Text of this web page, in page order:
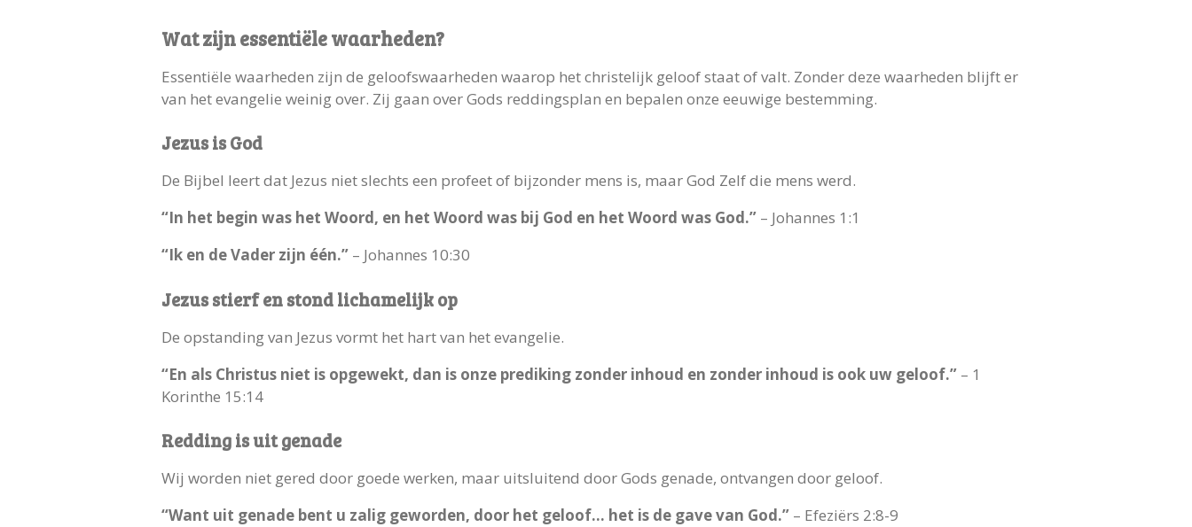
Wat zijn essentiële waarheden?
Essentiële waarheden zijn de geloofswaarheden waarop het christelijk geloof staat of valt. Zonder deze waarheden blijft er
van het evangelie weinig over. Zij gaan over Gods reddingsplan en bepalen onze eeuwige bestemming.
Jezus is God
De Bijbel leert dat Jezus niet slechts een profeet of bijzonder mens is, maar God Zelf die mens werd.
“In het begin was het Woord, en het Woord was bij God en het Woord was God.” – Johannes 1:1
“Ik en de Vader zijn één.” – Johannes 10:30
Jezus stierf en stond lichamelijk op
De opstanding van Jezus vormt het hart van het evangelie.
“En als Christus niet is opgewekt, dan is onze prediking zonder inhoud en zonder inhoud is ook uw geloof.” – 1
Korinthe 15:14
Redding is uit genade
Wij worden niet gered door goede werken, maar uitsluitend door Gods genade, ontvangen door geloof.
“Want uit genade bent u zalig geworden, door het geloof… het is de gave van God.” – Efeziërs 2:8-9